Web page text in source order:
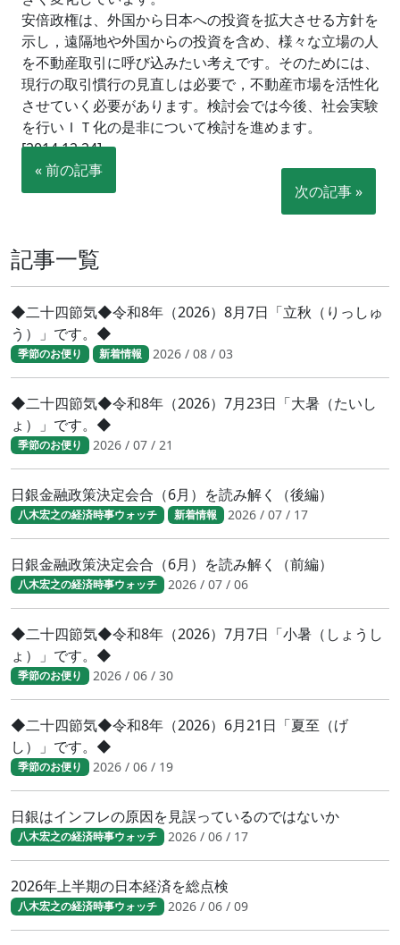
安倍政権は、外国から日本への投資を拡大させる方針を
示し，遠隔地や外国からの投資を含め、様々な立場の人
を不動産取引に呼び込みたい考えです。そのためには、
現行の取引慣行の見直しは必要で，不動産市場を活性化
させていく必要があります。検討会では今後、社会実験
を行いＩＴ化の是非について検討を進めます。
[2014.12.24]
« 前の記事
次の記事 »
記事一覧
◆二十四節気◆令和8年（2026）8月7日「立秋（りっしゅ
う）」です。◆
季節のお便り 新着情報 2026 / 08 / 03
◆二十四節気◆令和8年（2026）7月23日「大暑（たいし
ょ）」です。◆
季節のお便り 2026 / 07 / 21
日銀金融政策決定会合（6月）を読み解く（後編）
八木宏之の経済時事ウォッチ 新着情報 2026 / 07 / 17
日銀金融政策決定会合（6月）を読み解く（前編）
八木宏之の経済時事ウォッチ 2026 / 07 / 06
◆二十四節気◆令和8年（2026）7月7日「小暑（しょうし
ょ）」です。◆
季節のお便り 2026 / 06 / 30
◆二十四節気◆令和8年（2026）6月21日「夏至（げ
し）」です。◆
季節のお便り 2026 / 06 / 19
日銀はインフレの原因を見誤っているのではないか
八木宏之の経済時事ウォッチ 2026 / 06 / 17
2026年上半期の日本経済を総点検
八木宏之の経済時事ウォッチ 2026 / 06 / 09